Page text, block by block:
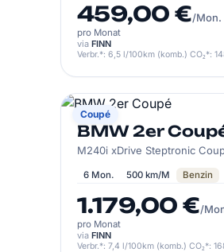
459,00 €/Mon.
pro Monat
via FINN
Verbr.*: 6,5 l/100km (komb.) CO₂*:
Coupé
BMW
BMW 2er
M240i xDrive Steptronic
6 Mon. 500 km/M Benzin
1.179,00 €/
pro Monat
via FINN
Verbr.*: 7,4 l/100km (komb.) CO₂*: